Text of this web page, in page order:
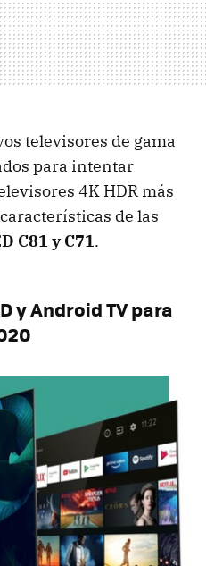
televisores de gama
para intentar
4K HDR más
de las
C81 y C71.
y Android TV para